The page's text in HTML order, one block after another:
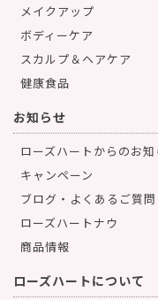
メイクアップ
ボディーケア
スカルプ＆ヘアケア
健康食品
お知らせ
ローズハートからのお知
キャンペーン
ブログ・よくあるご質問
ローズハートナウ
商品情報
ローズハートについて